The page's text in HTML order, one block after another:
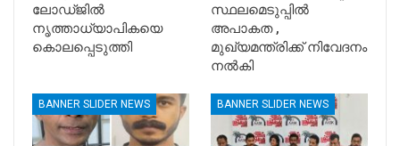
ലോഡ്ജിൽ
നൃത്താധ്യാപികയെ
കൊലപ്പെടുത്തി
സ്ഥലമെടുപ്പിൽ
അപാകത ,
മുഖ്യമന്ത്രിക്ക് നിവേദനം
നൽകി
BANNER SLIDER NEWS BANNER SLIDER NEWS